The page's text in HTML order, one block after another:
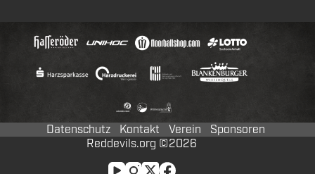
Datenschutz Kontakt Verein
Sponsoren
Reddevils.org ©2026